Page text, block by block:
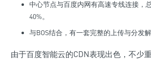
中心节点与百度内网有高速专线连接，
40%。
与BOS结合，有一套完整的上传与分发解
由于百度智能云的CDN表现出色，不少